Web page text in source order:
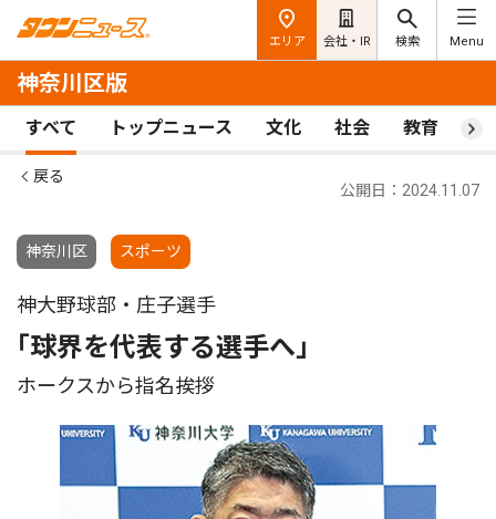
エリア 会社・IR 検索 Menu
神奈川区版
すべて トップニュース 文化 社会 教育 ス
戻る
神奈川区 スポーツ
公開日：2024.11.07
神大野球部・庄子選手
｢球界を代表する選手へ｣
ホークスから指名挨拶